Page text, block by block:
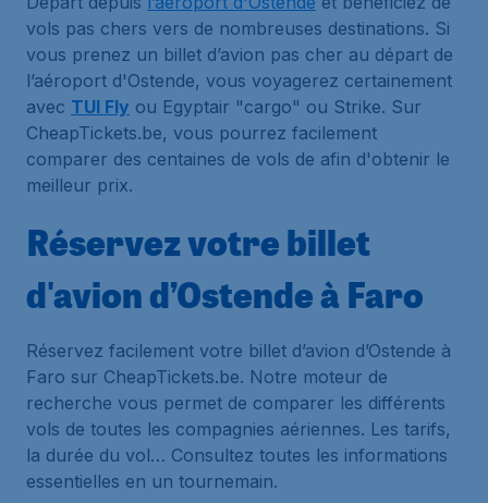
vols pas chers vers de nombreuses destinations. Si
vous prenez un billet d’avion pas cher au départ de
l’aéroport d'Ostende, vous voyagerez certainement
avec TUI Fly ou Egyptair "cargo" ou Strike. Sur
CheapTickets.be, vous pourrez facilement
comparer des centaines de vols de afin d'obtenir le
meilleur prix.
Réservez votre billet
d'avion d’Ostende à Faro
Réservez facilement votre billet d’avion d’Ostende à
Faro sur CheapTickets.be. Notre moteur de
recherche vous permet de comparer les différents
vols de toutes les compagnies aériennes. Les tarifs,
la durée du vol… Consultez toutes les informations
essentielles en un tournemain.